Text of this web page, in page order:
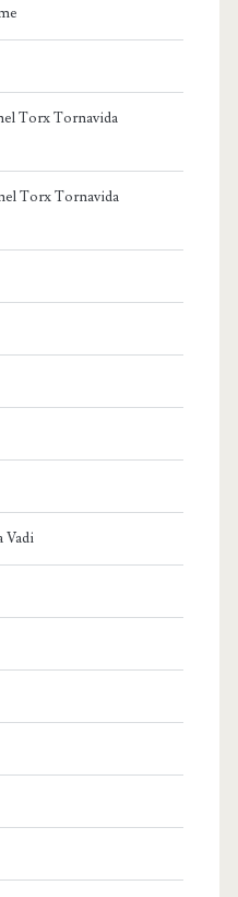
Torx Tornavida
Torx Tornavida
Vadi